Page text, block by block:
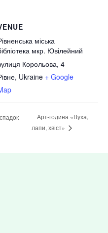
міська
мкр. Ювілейний
Корольова, 4
, Ukraine + Google
Арт-година «Вуха,
лапи, хвіст»